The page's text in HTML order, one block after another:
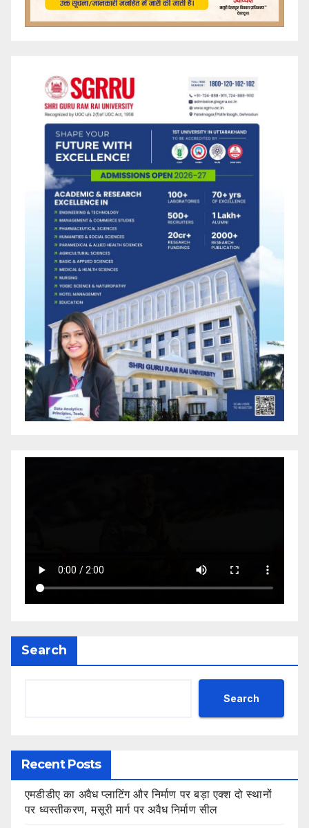
Search
Search
Recent Posts
एमडीडीए का अवैध प्लाटिंग और निर्माण पर बड़ा एक्श दो स्थानों
पर ध्वस्तीकरण, मसूरी मार्ग पर अवैध निर्माण सील